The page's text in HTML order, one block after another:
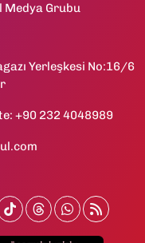
Medya Grubu
Yerleşkesi No:16/6
+90 232 4048989